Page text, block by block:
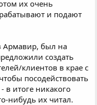
их очень
и подают
Армавир, был на
создать
клиентов в крае с
посодействовать
в итоге никакого
нибудь их читал.